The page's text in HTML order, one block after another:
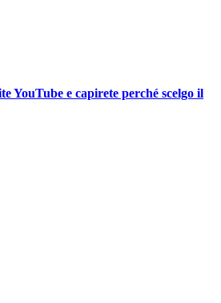
YouTube e capirete perché scelgo il